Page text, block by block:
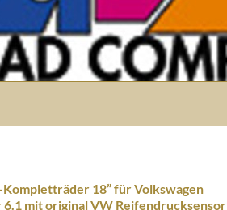
Kompletträder 18” für Volkswagen
mit original VW Reifendrucksensor